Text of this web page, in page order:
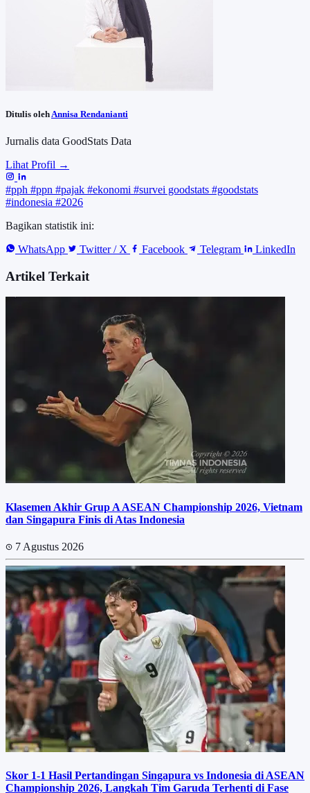
Ditulis oleh Annisa Rendanianti
Jurnalis data GoodStats Data
Lihat Profil →
#pph #ppn #pajak #ekonomi #survei goodstats #goodstats
#indonesia #2026
Bagikan statistik ini:
WhatsApp
Twitter / X Facebook Telegram LinkedIn
Artikel Terkait
Klasemen Akhir Grup A ASEAN Championship 2026, Vietnam
dan Singapura Finis di Atas Indonesia
7 Agustus 2026
Skor 1-1 Hasil Pertandingan Singapura vs Indonesia di ASEAN
Championship 2026, Langkah Tim Garuda Terhenti di Fase